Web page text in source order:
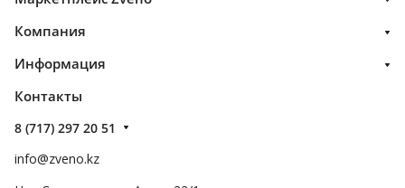
Компания
Информация
Контакты
8 (717) 297 20 51
info@zveno.kz